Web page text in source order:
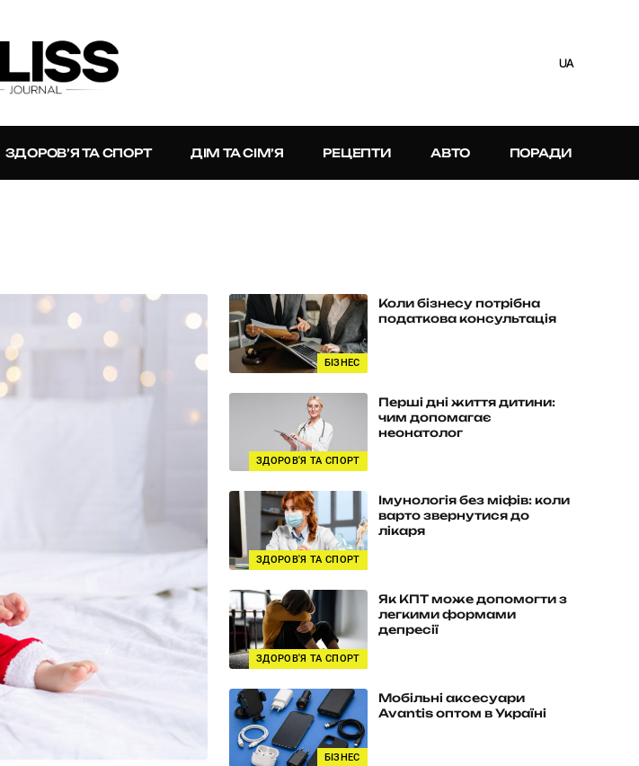
UA
ЗДОРОВ’Я ТА СПОРТ ДІМ ТА СІМ’Я РЕЦЕПТИ АВТО ПОРАДИ
БІЗНЕС
Коли бізнесу потрібна
податкова консультація
ЗДОРОВ'Я ТА СПОРТ
Перші дні життя дитини:
чим допомагає
неонатолог
ЗДОРОВ'Я ТА СПОРТ
Імунологія без міфів: коли
варто звернутися до
лікаря
ЗДОРОВ'Я ТА СПОРТ
Як КПТ може допомогти з
легкими формами
депресії
БІЗНЕС
Мобільні аксесуари
Avantis оптом в Україні